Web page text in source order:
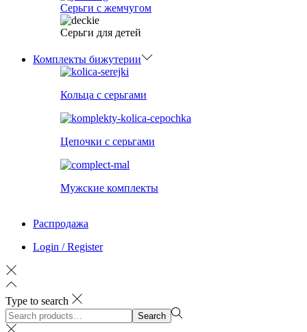
Серьги с жемчугом
Серьги для детей
Комплекты бижутерии
Кольца с серьгами
Цепочки с серьгами
Мужские комплекты
Распродажа
Login / Register
Type to search
Search
for:>
Search